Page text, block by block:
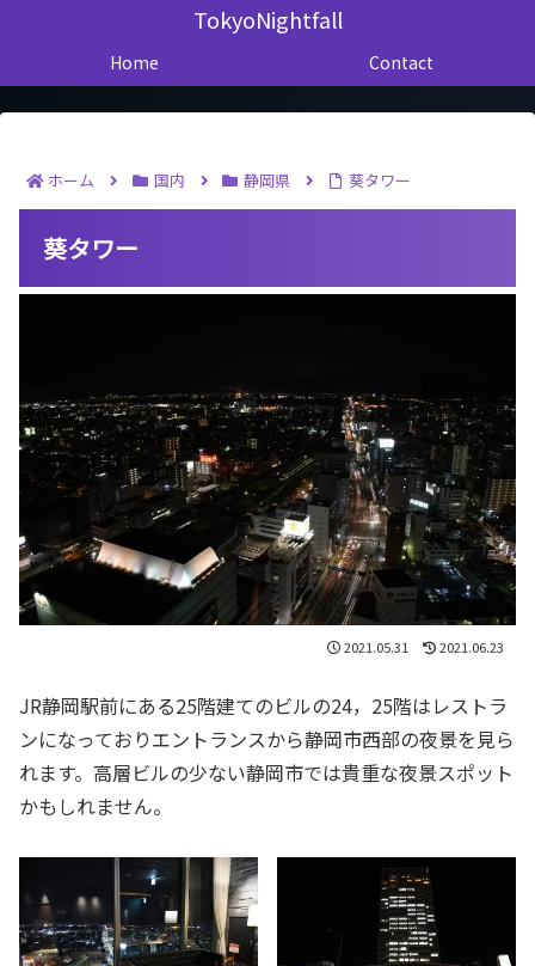
TokyoNightfall
Home Contact
ホーム 国内 静岡県 葵タワー
葵タワー
2021.05.31 2021.06.23
JR静岡駅前にある25階建てのビルの24，25階はレストラ
ンになっておりエントランスから静岡市西部の夜景を見ら
れます。高層ビルの少ない静岡市では貴重な夜景スポット
かもしれません。